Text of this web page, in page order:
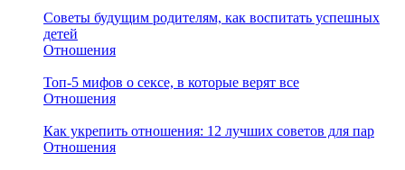
Советы будущим родителям, как воспитать успешных
детей
Отношения
Топ-5 мифов о сексе, в которые верят все
Отношения
Как укрепить отношения: 12 лучших советов для пар
Отношения